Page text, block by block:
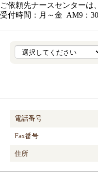
ご依頼先ナースセンターは
受付時間：月～金 AM9：
電話番号
Fax番号
住所